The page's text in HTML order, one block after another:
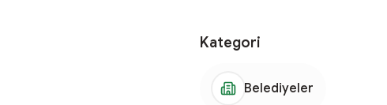
Kategori
Belediyeler